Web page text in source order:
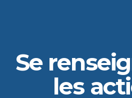
Se
les